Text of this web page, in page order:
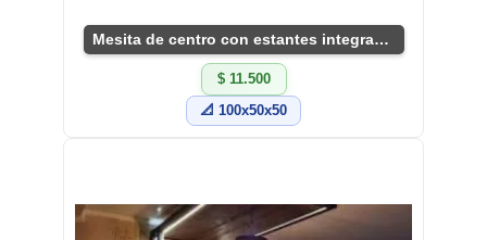
Mesita de centro con estantes integrados
$ 11.500
📐 100x50x50